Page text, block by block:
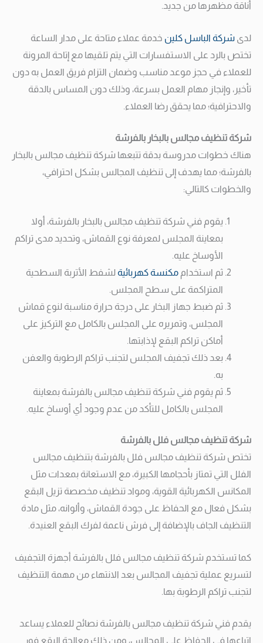
أناقة مظهرها من جديد.
لدى شركة الباسل كلينخدمة عملاء متاحة على مدار الساعة
تختص بالرد على الاستفسارات التي يتم تلقيها مع إتاحة المرونة
للعملاء في حجز موعد مناسب وضمان التزام فريق العمل به دون
تأخير، وإنجاز مهام العمل بسرعة، وذلك دون المساس بالدقة
والاحترافية؛ مما يحقق رضا العملاء.
شركة تنظيف مجالس بالبخار بالفرشة
هناك خطوات مدروسة بدقة تتبعها شركة تنظيف مجالس بالبخار
بالفرشة؛ مما يهدف إلى تنظيف المجالس بشكل احترافي،
والخطوات كالتالي:
يقوم فني شركة تنظيف مجالس بالبخار بالفرشة، أولا
بمعاينة المجلس لمعرفة نوع القماش، وتحديد مدى تراكم
الأوساخ عليه.
ثم استخدام مكنسة كهربائيةلشفط الأتربة السطحية
المتراكمة على سطح المجلس.
ثم ضبط جهاز البخار على درجة حرارة مناسبة لنوع قماش
المجلس، وتمريره على المجلس بالكامل مع التركيز على
أماكن تراكم البقع لإذابتها.
بعد ذلك تجفيف المجلس لتجنب تراكم الرطوبة والعفن
به.
ثم يقوم فني شركة تنظيف مجالس بالفرشة بمعاينة
المجلس بالكامل للتأكد من عدم وجود أي أوساخ عليه.
شركة تنظيف مجالس فلل بالفرشة
تختص شركة تنظيف مجالس فلل بالفرشة بتنظيف مجالس
الفلل التي تمتاز بأحجامها الكبيرة، مع الاستعانة بمعدات مثل
المكانس الكهربائية القوية، ومواد تنظيف مخصصة تزيل البقع
بشكل فعال مع الحفاظ على جودة القماش، وألوانه، مثل مادة
التنظيف الجاف بالإضافة إلى فرش ناعمة لفرك البقع العنيدة.
كما تستخدم شركة تنظيف مجالس فلل بالفرشة أجهزة التجفيف
لتسريع عملية تجفيف المجالس بعد الانتهاء من مهمة التنظيف
لتجنب تراكم الرطوبة بها.
يقدم فني شركة تنظيف مجالس بالفرشة نصائح للعملاء يساعد
اتباعها في الحفاظ على المجالس، ومن ذلك معالجة البقع فور